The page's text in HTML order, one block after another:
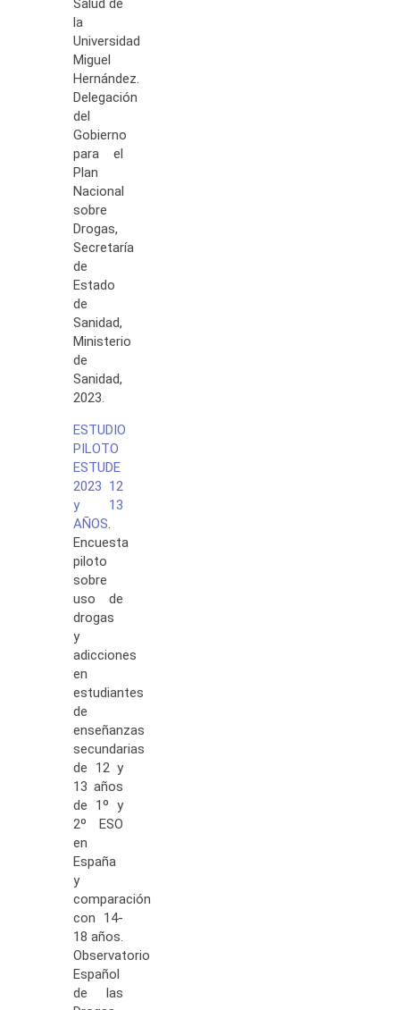
Salud de
la
Universidad
Miguel
Hernández.
Delegación
del
Gobierno
para el
Plan
Nacional
sobre
Drogas,
Secretaría
de
Estado
de
Sanidad,
Ministerio
de
Sanidad,
2023.
ESTUDIO
PILOTO
ESTUDE
2023 12
y 13
AÑOS.
Encuesta
piloto
sobre
uso de
drogas
y
adicciones
en
estudiantes
de
enseñanzas
secundarias
de 12 y
13 años
de 1º y
2º ESO
en
España
y
comparación
con 14-
18 años.
Observatorio
Español
de las